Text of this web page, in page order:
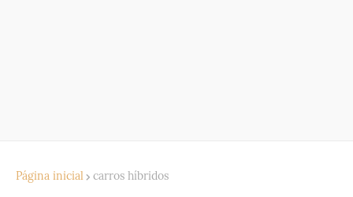
Página inicial carros híbridos